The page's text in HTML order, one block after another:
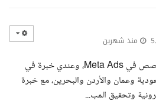
منذ شهرين
أنا سيف Media Buyer متخصص في Meta Ads، وعندي خبرة في
وعمان والأردن والبحرين، مع خبرة
وتحقيق المب...